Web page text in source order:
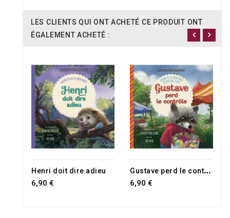
LES CLIENTS QUI ONT ACHETÉ CE PRODUIT ONT
ÉGALEMENT ACHETÉ :
Henri doit dire adieu
6,90 €
G
ustave perd le contrôle
6,90 €